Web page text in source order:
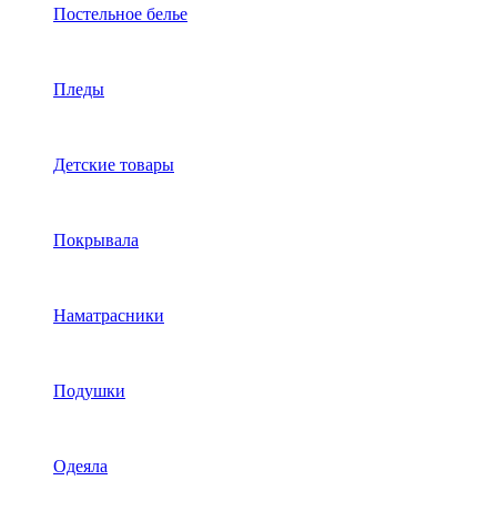
Постельное белье
Пледы
Детские товары
Покрывала
Наматрасники
Подушки
Одеяла